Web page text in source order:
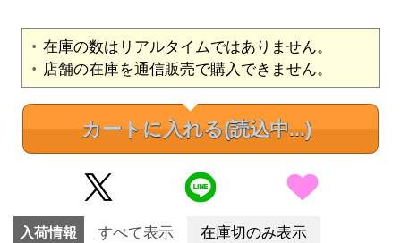
在庫の数はリアルタイムではありません。
店舗の在庫を通信販売で購入できません。
カートに入れる(読込中...)
入荷情報 すべて表示 在庫切のみ表示